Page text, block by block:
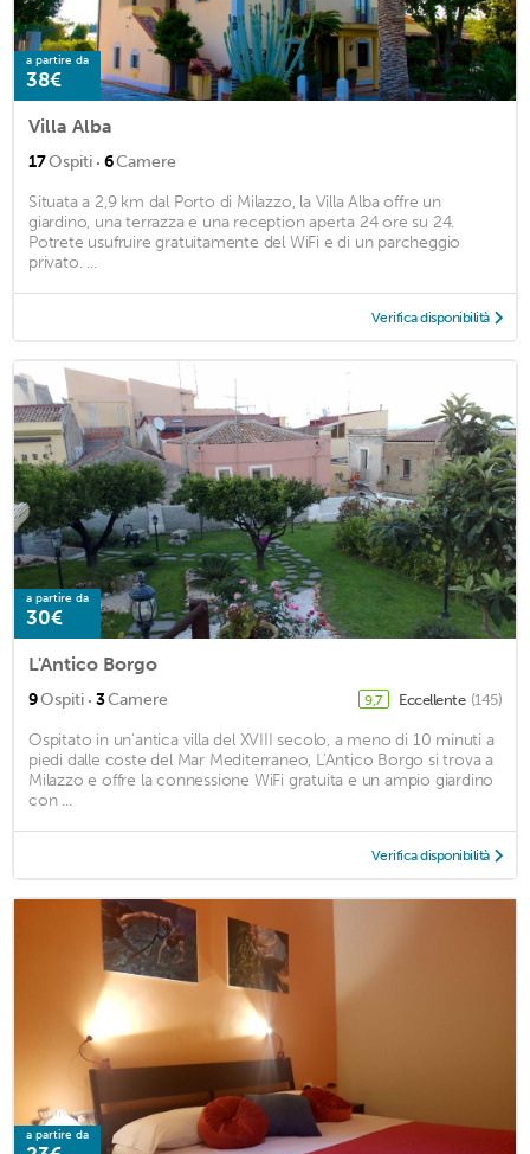
a partire da
38€
Villa Alba
17Ospiti · 6Camere
Situata a 2,9 km dal Porto di Milazzo, la Villa Alba offre un
giardino, una terrazza e una reception aperta 24 ore su 24.
Potrete usufruire gratuitamente del WiFi e di un parcheggio
privato. ...
Verifica disponibilità
a partire da
30€
L'Antico Borgo
9Ospiti · 3Camere 9,7 Eccellente (145)
Ospitato in un'antica villa del XVIII secolo, a meno di 10 minuti a
piedi dalle coste del Mar Mediterraneo, L'Antico Borgo si trova a
Milazzo e offre la connessione WiFi gratuita e un ampio giardino
con ...
Verifica disponibilità
a partire da